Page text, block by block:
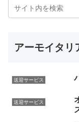
アーモイタリ
送迎サービス
送迎サービス